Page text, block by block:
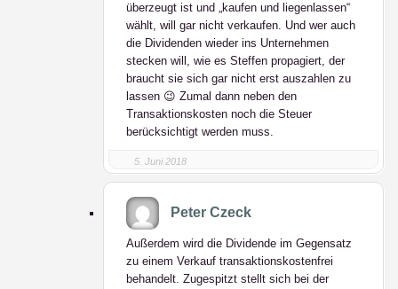
überzeugt ist und „kaufen und liegenlassen“
wählt, will gar nicht verkaufen. Und wer auch
die Dividenden wieder ins Unternehmen
stecken will, wie es Steffen propagiert, der
braucht sie sich gar nicht erst auszahlen zu
lassen 😉 Zumal dann neben den
Transaktionskosten noch die Steuer
berücksichtigt werden muss.
5. Juni 2018
Peter Czeck
Außerdem wird die Dividende im Gegensatz
zu einem Verkauf transaktionskostenfrei
behandelt. Zugespitzt stellt sich bei der